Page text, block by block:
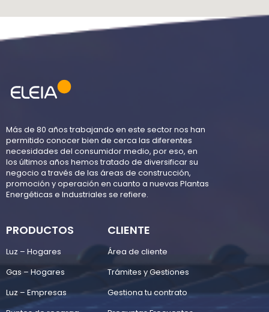
Más de 80 años trabajando en este sector nos han
permitido conocer bien de cerca las diferentes
necesidades del consumidor medio, por eso, en
los últimos años hemos tratado de diversificar su
negocio a través de las áreas de construcción,
promoción y operación en cuanto a nuevas Plantas
Energéticas e Industriales se refiere.
PRODUCTOS
Luz – Hogares
Gas – Hogares
Luz – Empresas
CLIENTE
Área de cliente
Trámites y Gestiones
Gestiona tu contrato